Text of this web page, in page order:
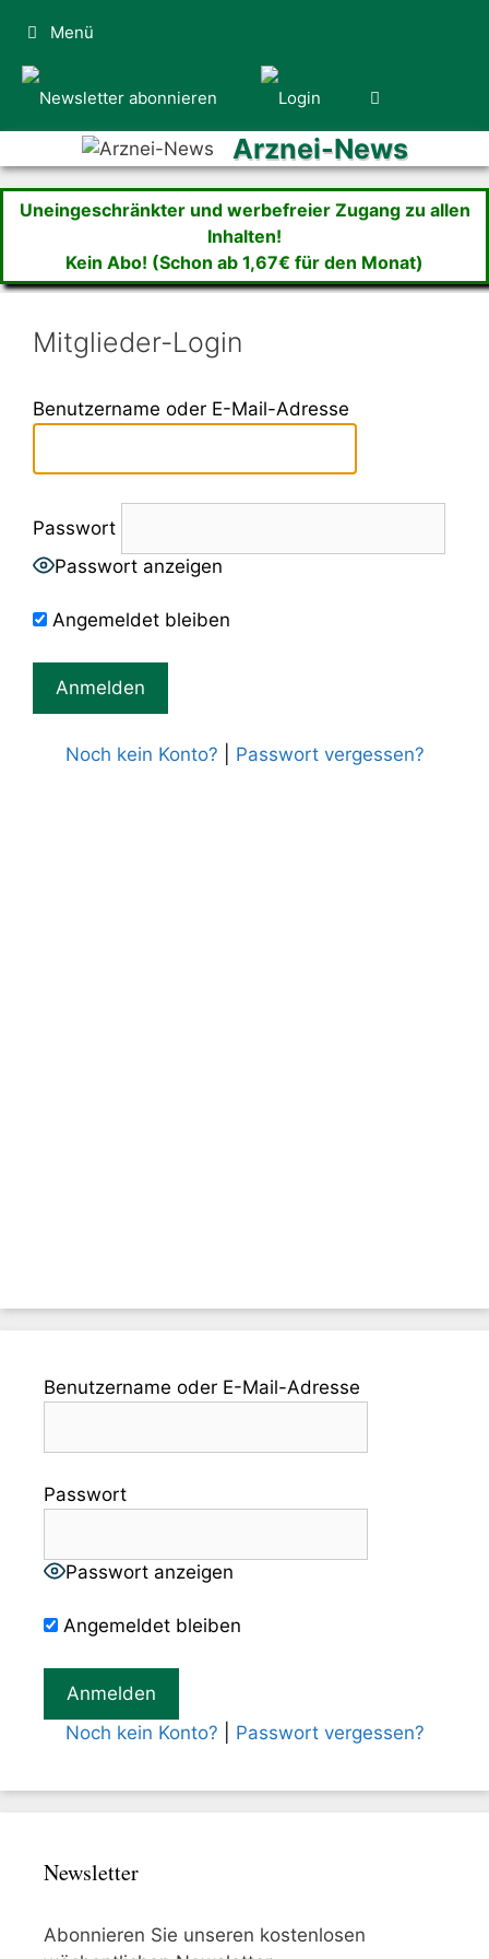
Inhalt
springen
Menü
Arznei-News
Uneingeschränkter und werbefreier Zugang zu allen
Inhalten!
Kein Abo! (Schon ab 1,67€ für den Monat)
Mitglieder-Login
Benutzername oder E-Mail-Adresse
Passwort
Passwort anzeigen
Angemeldet bleiben
Noch kein Konto? Passwort vergessen?
Benutzername oder E-Mail-Adresse
Passwort
Passwort anzeigen
Angemeldet bleiben
Noch kein Konto? Passwort vergessen?
Newsletter
Abonnieren Sie unseren kostenlosen